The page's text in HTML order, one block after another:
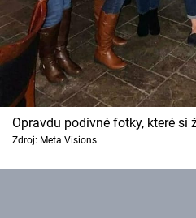
Opravdu podivné fotky, které si
Zdroj: Meta Visions